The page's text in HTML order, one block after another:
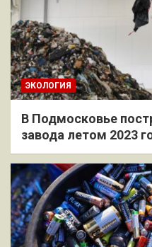
ЭКОЛОГИЯ
В Подмосковье
завода летом 2023